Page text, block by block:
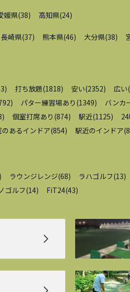
媛県(38) 高知県(24)
長崎県(37) 熊本県(46) 大分県(38)
) 打ち放題(1818) 安い(2352) 広い
) パター練習場あり (1349) バンカ
) 個室打席あり (874) 駅近(1125)
のあるインドア(854) 駅近のインドア(
) ラウンジレンジ(68) ラハゴルフ(13)
ゴルフ(14) FiT24(43)